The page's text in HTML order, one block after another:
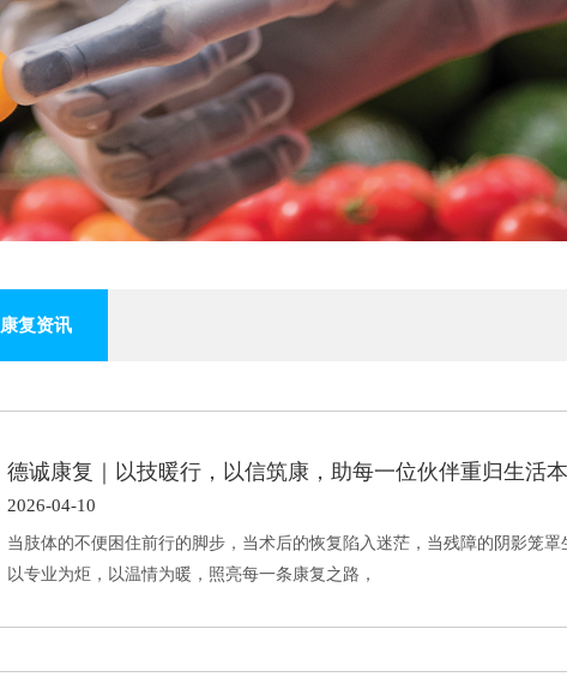
康复资讯
德诚康复｜以技暖行，以信筑康，助每一位伙伴重归生活
2026-04-10
当肢体的不便困住前行的脚步，当术后的恢复陷入迷茫，当残障的阴影笼
以专业为炬，以温情为暖，照亮每一条康复之路，